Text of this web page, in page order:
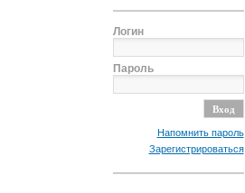
Логин
Пароль
Напомнить пароль
Зарегистрироваться